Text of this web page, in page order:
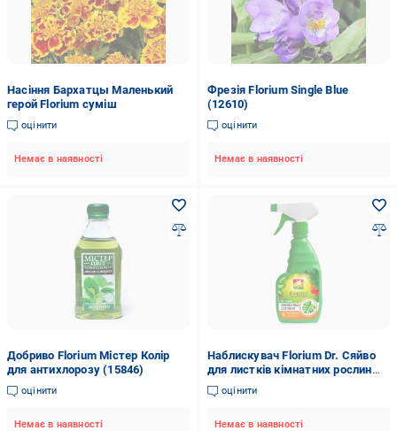
Насіння Бархатцы Маленький
герой Florium суміш
оцінити
Немає в наявності
Фрезія Florium Single Blue
(12610)
оцінити
Немає в наявності
Добриво Florium Містер Колір
для антихлорозу (15846)
оцінити
Немає в наявності
Наблискувач Florium Dr. Сяйво
для листків кімнатних рослин
(15935)
оцінити
Немає в наявності